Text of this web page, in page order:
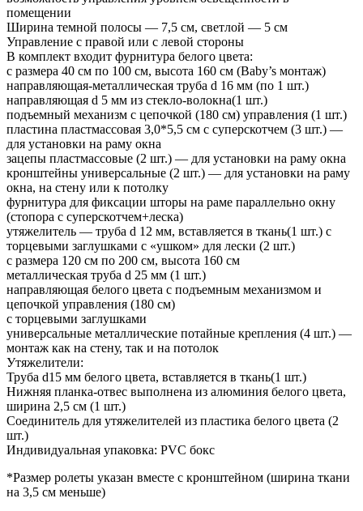
помещении
Ширина темной полосы — 7,5 см, светлой — 5 см
Управление с правой или с левой стороны
В комплект входит фурнитура белого цвета:
с размера 40 см по 100 см, высота 160 см (Baby’s монтаж)
направляющая-металлическая труба d 16 мм (по 1 шт.)
направляющая d 5 мм из стекло-волокна(1 шт.)
подъемный механизм с цепочкой (180 см) управления (1 шт.)
пластина пластмассовая 3,0*5,5 см с суперскотчем (3 шт.) —
для установки на раму окна
зацепы пластмассовые (2 шт.) — для установки на раму окна
кронштейны универсальные (2 шт.) — для установки на раму
окна, на стену или к потолку
фурнитура для фиксации шторы на раме параллельно окну
(стопора с суперскотчем+леска)
утяжелитель — труба d 12 мм, вставляется в ткань(1 шт.) с
торцевыми заглушками с «ушком» для лески (2 шт.)
с размера 120 см по 200 см, высота 160 см
металлическая труба d 25 мм (1 шт.)
направляющая белого цвета с подъемным механизмом и
цепочкой управления (180 см)
с торцевыми заглушками
универсальные металлические потайные крепления (4 шт.) —
монтаж как на стену, так и на потолок
Утяжелители:
Труба d15 мм белого цвета, вставляется в ткань(1 шт.)
Нижняя планка-отвес выполнена из алюминия белого цвета,
ширина 2,5 см (1 шт.)
Соединитель для утяжелителей из пластика белого цвета (2
шт.)
Индивидуальная упаковка: PVC бокс
*Размер ролеты указан вместе с кронштейном (ширина ткани
на 3,5 см меньше)